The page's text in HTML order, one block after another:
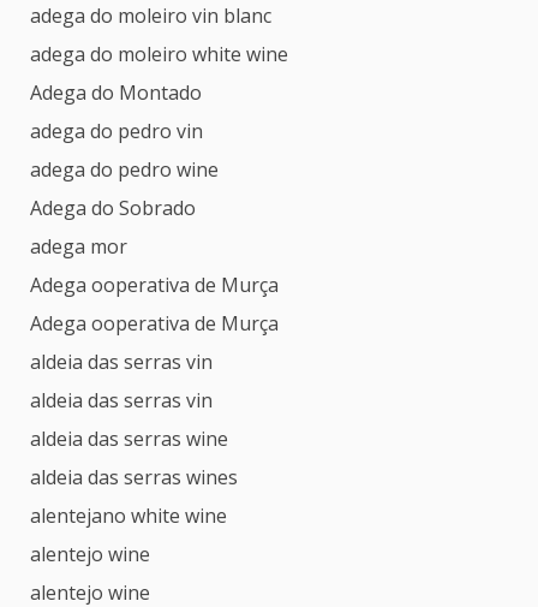
adega do moleiro vin blanc
adega do moleiro white wine
Adega do Montado
adega do pedro vin
adega do pedro wine
Adega do Sobrado
adega mor
Adega ooperativa de Murça
Adega ooperativa de Murça
aldeia das serras vin
aldeia das serras vin
aldeia das serras wine
aldeia das serras wines
alentejano white wine
alentejo wine
alentejo wine